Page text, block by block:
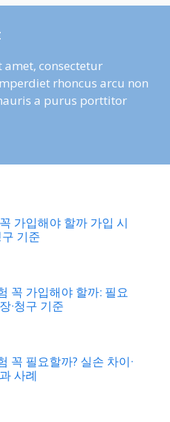
consectetur
rhoncus arcu non
a purus porttitor
가입해야 할까 가입 시
구 기준
꼭 가입해야 할까: 필요
·청구 기준
꼭 필요할까? 실손 차이·
사례